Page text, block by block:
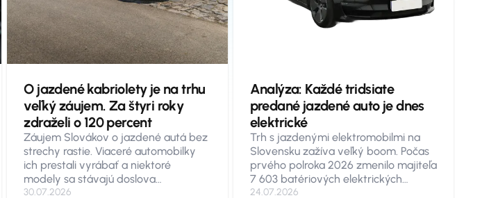
O jazdené kabriolety je na trhu
veľký záujem. Za štyri roky
zdraželi o 120 percent
Záujem Slovákov o jazdené autá bez
strechy rastie. Viaceré automobilky
ich prestali vyrábať a niektoré
modely sa stávajú doslova
exkluzívnym tovarom. Za prvý polrok
30.07.2026
Analýza: Každé tridsiate
predané jazdené auto je dnes
elektrické
Trh s jazdenými elektromobilmi na
Slovensku zažíva veľký boom. Počas
prvého polroka 2026 zmenilo majiteľa
7 603 batériových elektrických
vozidiel, medziročne je to rast o 38 %.
24.07.2026